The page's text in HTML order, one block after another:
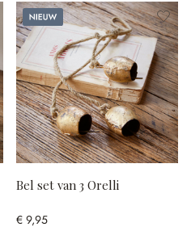
Nieuw
Bel set van 3 Orelli
€ 9,95